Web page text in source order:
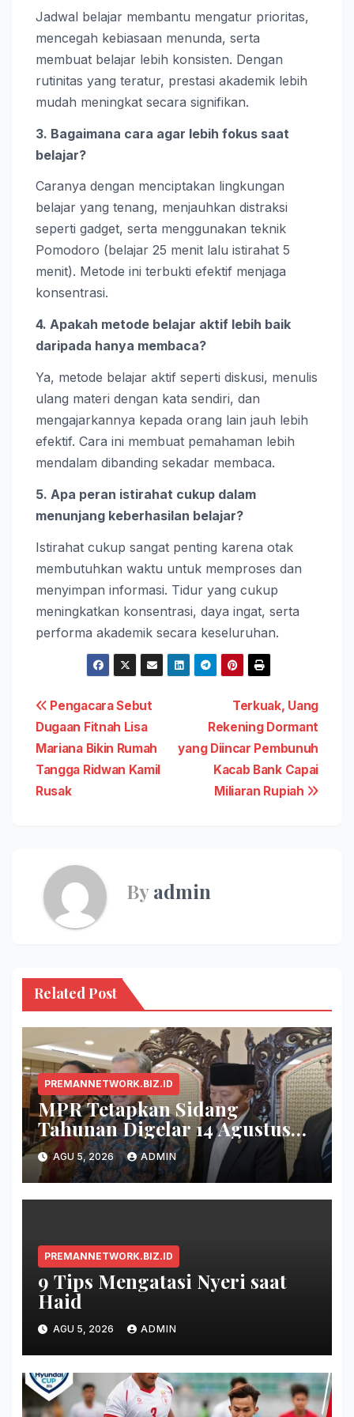
Jadwal belajar membantu mengatur prioritas,
mencegah kebiasaan menunda, serta
membuat belajar lebih konsisten. Dengan
rutinitas yang teratur, prestasi akademik lebih
mudah meningkat secara signifikan.
3. Bagaimana cara agar lebih fokus saat
belajar?
Caranya dengan menciptakan lingkungan
belajar yang tenang, menjauhkan distraksi
seperti gadget, serta menggunakan teknik
Pomodoro (belajar 25 menit lalu istirahat 5
menit). Metode ini terbukti efektif menjaga
konsentrasi.
4. Apakah metode belajar aktif lebih baik
daripada hanya membaca?
Ya, metode belajar aktif seperti diskusi, menulis
ulang materi dengan kata sendiri, dan
mengajarkannya kepada orang lain jauh lebih
efektif. Cara ini membuat pemahaman lebih
mendalam dibanding sekadar membaca.
5. Apa peran istirahat cukup dalam
menunjang keberhasilan belajar?
Istirahat cukup sangat penting karena otak
membutuhkan waktu untuk memproses dan
menyimpan informasi. Tidur yang cukup
meningkatkan konsentrasi, daya ingat, serta
performa akademik secara keseluruhan.
Navigasi
pos
Terkuak, Uang
Rekening Dormant
yang Diincar Pembunuh
Kacab Bank Capai
Miliaran Rupiah
Pengacara Sebut
Dugaan Fitnah Lisa
Mariana Bikin Rumah
Tangga Ridwan Kamil
Rusak
Byadmin
Related Post
PREMANNETWORK.BIZ.ID
MPR Tetapkan Sidang
Tahunan Digelar 14 Agustus
2026
AGU 5, 2026 ADMIN
PREMANNETWORK.BIZ.ID
9 Tips Mengatasi Nyeri saat
Haid
AGU 5, 2026 ADMIN